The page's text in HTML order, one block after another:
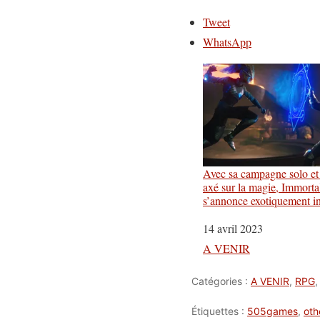
Tweet
WhatsApp
Avec sa campagne solo
axé sur la magie,
s’annonce exotiquement
Date
14 avril 2023
Par rapport à
A VENIR
Catégories : A VENIR, RPG,
Étiquettes : 505games,